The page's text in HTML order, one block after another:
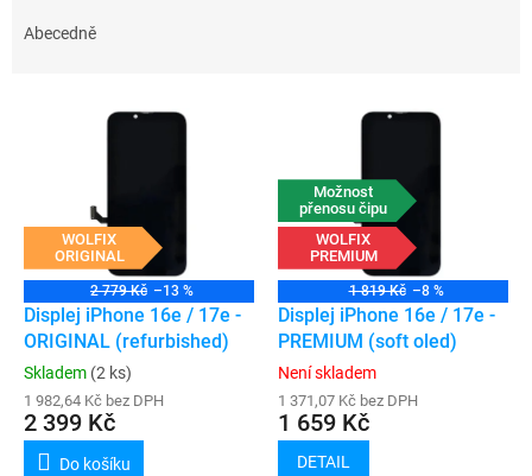
Abecedně
WOLFIX
ORIGINAL
2 779 Kč –13 %
Displej iPhone 16e / 17e -
ORIGINAL (refurbished)
Skladem (2 ks)
1 982,64 Kč bez DPH
2 399 Kč
Do košíku
Možnost
přenosu čipu
WOLFIX
PREMIUM
1 819 Kč –8 %
Displej iPhone 16e / 17e -
PREMIUM (soft oled)
Není skladem
1 371,07 Kč bez DPH
1 659 Kč
DETAIL